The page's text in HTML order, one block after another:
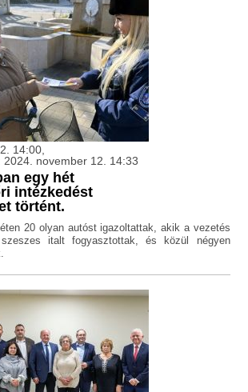
14:00,
november 12. 14:33
egy hét
intézkedést
történt.
20 olyan autóst igazoltattak, akik a vezetés
italt fogyasztottak, és közül négyen